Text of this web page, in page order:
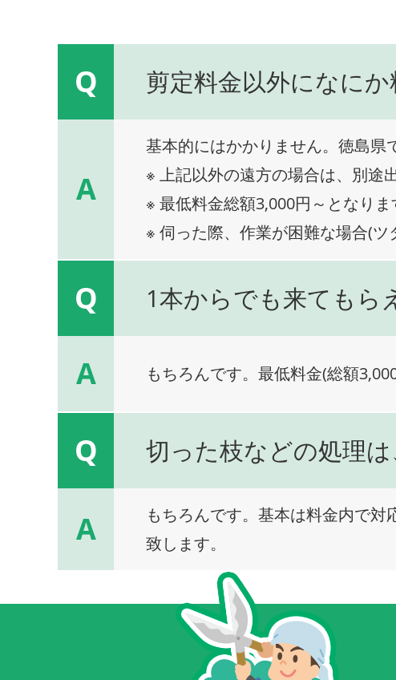
Q 剪定料金以外になに
A
基本的にはかかりません。徳島県
※ 上記以外の遠方の場合は、別途
※ 最低料金総額3,000円～となりま
※ 伺った際、作業が困難な場合(ツ
Q 1本からでも来てもら
A もちろんです。最低料金(総額
Q 切った枝などの処理
A
もちろんです。基本は料金内で
致します。